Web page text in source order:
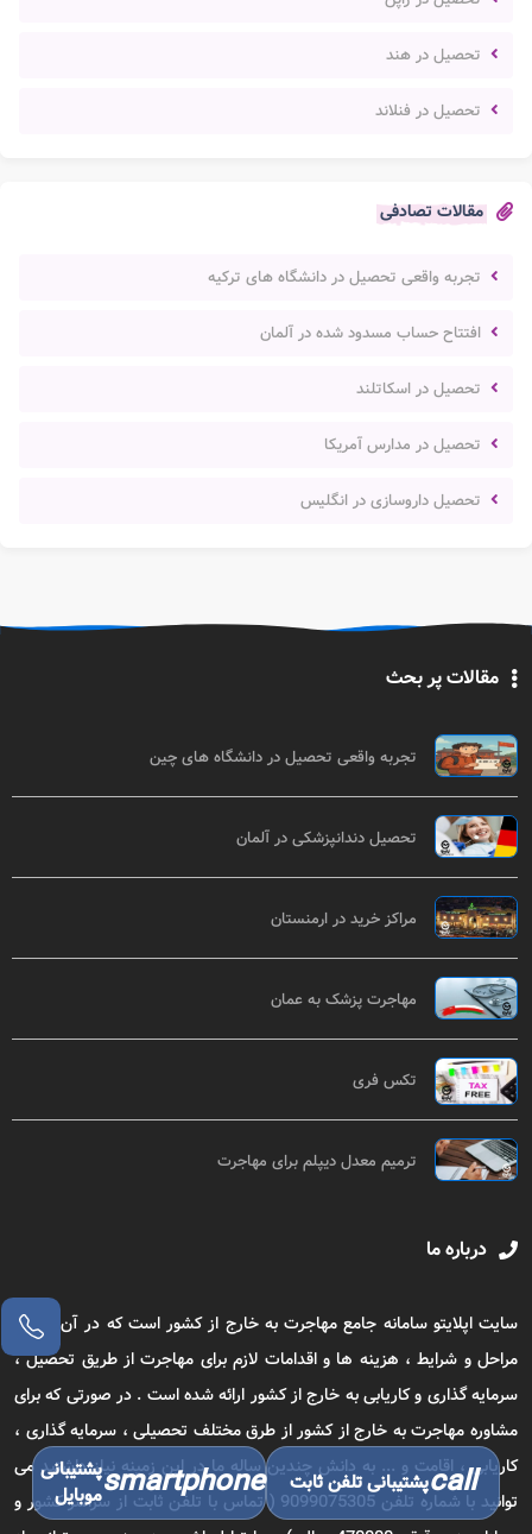
تحصیل در هند
تحصیل در فنلاند
مقالات تصادفی
تجربه واقعی تحصیل در دانشگاه های ترکیه
افتتاح حساب مسدود شده در آلمان
تحصیل در اسکاتلند
تحصیل در مدارس آمریکا
تحصیل داروسازی در انگلیس
مقالات پر بحث
تجربه واقعی تحصیل در دانشگاه های چین
تحصیل دندانپزشکی در آلمان
مراکز خرید در ارمنستان
مهاجرت پزشک به عمان
تکس فری
ترمیم معدل دیپلم برای مهاجرت
درباره ما
سایت اپلایتو سامانه جامع مهاجرت به خارج از کشور است که در آن تمامی
مراحل و شرایط ، هزینه ها و اقدامات لازم برای مهاجرت از طریق تحصیل ،
سرمایه گذاری و کاریابی به خارج از کشور ارائه شده است . در صورتی که برای
مشاوره مهاجرت به خارج از کشور از طرق مختلف تحصیلی ، سرمایه گذاری ،
کاریابی ، اقامت و ... به دانش چندین ساله ما در این زمینه نیاز داشتید می
توانید با شماره تلفن 9099075305 ( تماس با تلفن ثابت از سراسر کشور و
callپشتیبانی تلفن ثابت smartphoneپشتیبانی
موبایل